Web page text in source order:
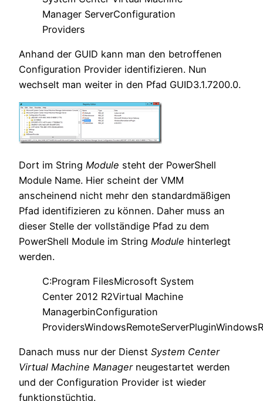
Manager ServerConfiguration
Providers
Anhand der GUID kann man den betroffenen
Configuration Provider identifizieren. Nun
wechselt man weiter in den Pfad GUID3.1.7200.0.
Dort im String Module steht der PowerShell
Module Name. Hier scheint der VMM
anscheinend nicht mehr den standardmäßigen
Pfad identifizieren zu können. Daher muss an
dieser Stelle der vollständige Pfad zu dem
PowerShell Module im String Module hinterlegt
werden.
C:Program FilesMicrosoft System
Center 2012 R2Virtual Machine
ManagerbinConfiguration
Danach muss nur der Dienst System Center
Virtual Machine Managerneugestartet werden
und der Configuration Provider ist wieder
funktionstüchtig.